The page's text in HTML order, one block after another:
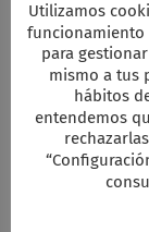
Facebook
Artículos
Utilizamos
funcionamiento
para
mismo a tus
hábitos
entendemos